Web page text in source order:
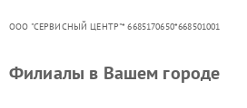
ООО "СЕРВИСНЫЙ ЦЕНТР"* 6685170650*668501001
Филиалы в Вашем городе